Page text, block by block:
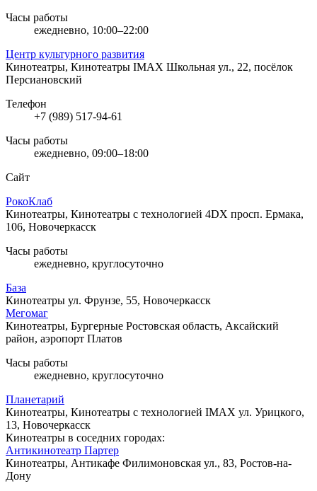
Часы работы
ежедневно, 10:00–22:00
Центр культурного развития
Кинотеатры, Кинотеатры IMAX Школьная ул., 22, посёлок
Персиановский
Телефон
+7 (989) 517-94-61
Часы работы
ежедневно, 09:00–18:00
Сайт
РокоКлаб
Кинотеатры, Кинотеатры с технологией 4DX просп. Ермака,
106, Новочеркасск
Часы работы
ежедневно, круглосуточно
База
Кинотеатры ул. Фрунзе, 55, Новочеркасск
Мегомаг
Кинотеатры, Бургерные Ростовская область, Аксайский
район, аэропорт Платов
Часы работы
ежедневно, круглосуточно
Планетарий
Кинотеатры, Кинотеатры с технологией IMAX ул. Урицкого,
13, Новочеркасск
Кинотеатры в соседних городах:
Антикинотеатр Партер
Кинотеатры, Антикафе Филимоновская ул., 83, Ростов-на-
Дону